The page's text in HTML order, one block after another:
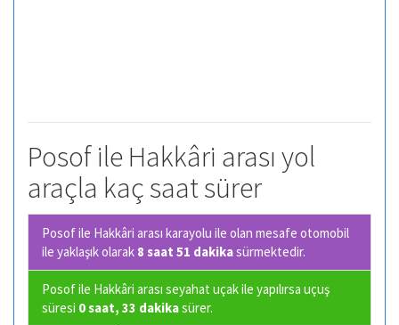
Posof ile Hakkâri arası yol
araçla kaç saat sürer
Posof ile Hakkâri arası karayolu ile olan mesafe otomobil
ile yaklaşık olarak 8 saat 51 dakikasürmektedir.
Posof ile Hakkâri arası seyahat uçak ile yapılırsa uçuş
süresi 0 saat, 33 dakikasürer.